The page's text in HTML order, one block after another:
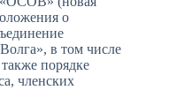
о
в том числе
порядке
членских